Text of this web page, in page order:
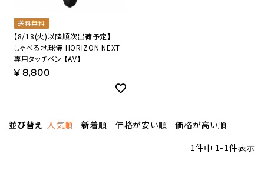
送料無料
【8/18(火)以降順次出荷予定】
しゃべる地球儀 HORIZON NEXT
専用タッチペン 【AV】
¥8,800
並び替え 人気順 新着順 価格が安い順
価格が高い順
1件中 1-1件表示